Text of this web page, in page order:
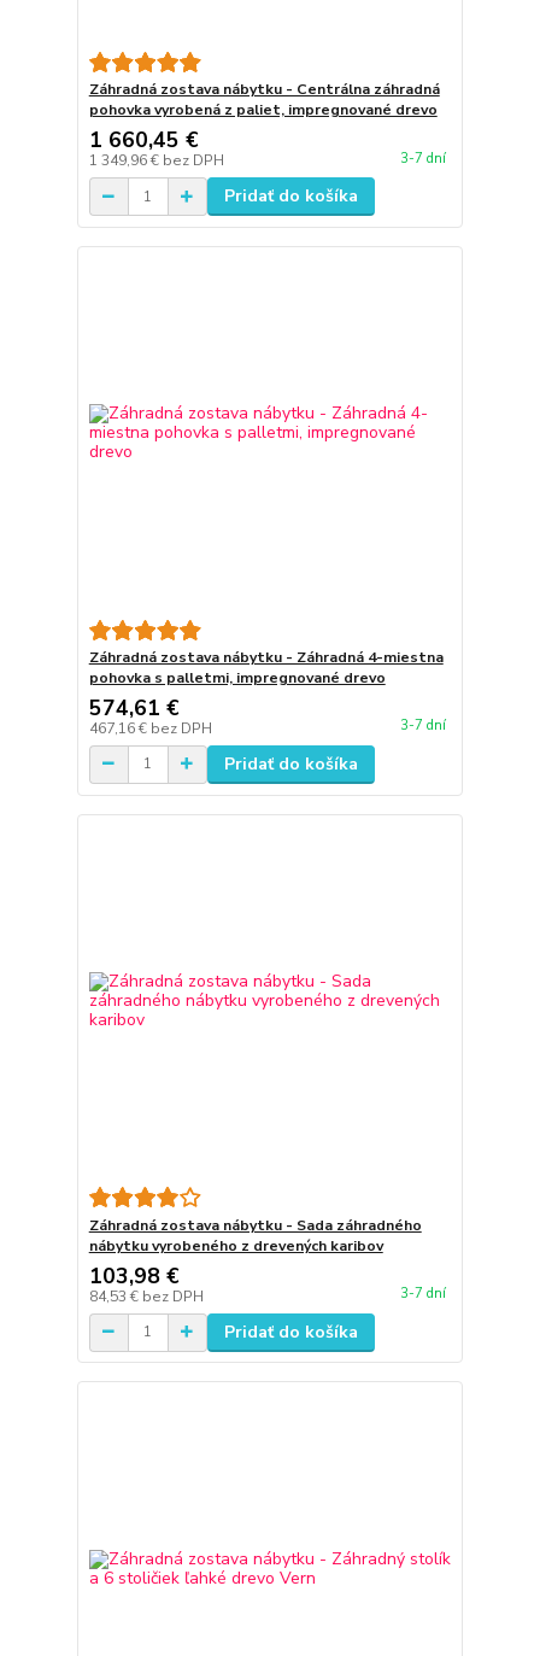
Záhradná zostava nábytku - Centrálna záhradná
pohovka vyrobená z paliet, impregnované drevo
1 660,45 €
1 349,96 € bez DPH 3-7 dní
Pridať do košíka
Záhradná zostava nábytku - Záhradná 4-miestna
pohovka s palletmi, impregnované drevo
574,61 €
467,16 € bez DPH 3-7 dní
Pridať do košíka
Záhradná zostava nábytku - Sada záhradného
nábytku vyrobeného z drevených karibov
103,98 €
84,53 € bez DPH 3-7 dní
Pridať do košíka